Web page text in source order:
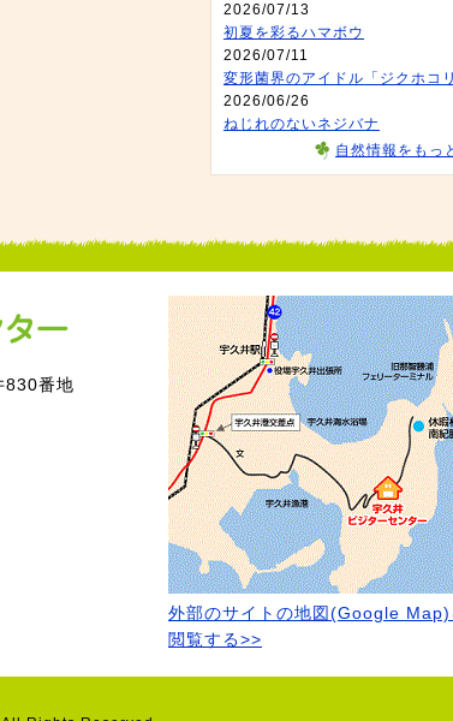
2026/07/13
初夏を彩るハマボウ
2026/07/11
変形菌界のアイドル「ジクホコリ
2026/06/26
ねじれのないネジバナ
自然情報をもっ
830番地
外部のサイトの地図(Google Map)
閲覧する>>